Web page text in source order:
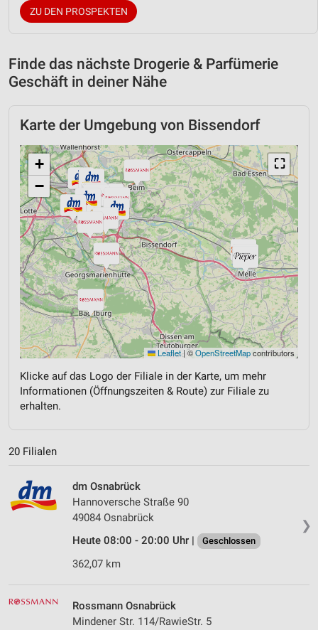
ZU DEN PROSPEKTEN
Finde das nächste Drogerie & Parfümerie
Geschäft in deiner Nähe
Karte der Umgebung von Bissendorf
⛶
+
−
Leaflet | ©OpenStreetMapcontributors
Klicke auf das Logo der Filiale in der Karte, um mehr
Informationen (Öffnungszeiten & Route) zur Filiale zu
erhalten.
20 Filialen
❯
dm Osnabrück
Hannoversche Straße 90
49084 Osnabrück
Heute 08:00 - 20:00 Uhr |
Geschlossen
362,07 km
Rossmann Osnabrück
Mindener Str. 114/RawieStr. 5